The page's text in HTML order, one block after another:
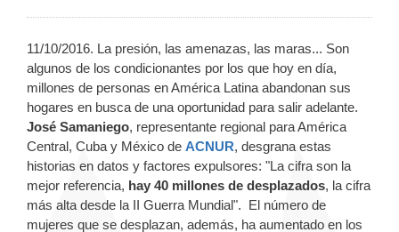
11/10/2016. La presión, las amenazas, las maras... Son
algunos de los condicionantes por los que hoy en día,
millones de personas en América Latina abandonan sus
hogares en busca de una oportunidad para salir adelante.
José Samaniego, representante regional para América
Central, Cuba y México de ACNUR, desgrana estas
historias en datos y factores expulsores: "La cifra son la
mejor referencia, hay 40 millones de desplazados, la cifra
más alta desde la II Guerra Mundial". El número de
mujeres que se desplazan, además, ha aumentado en los